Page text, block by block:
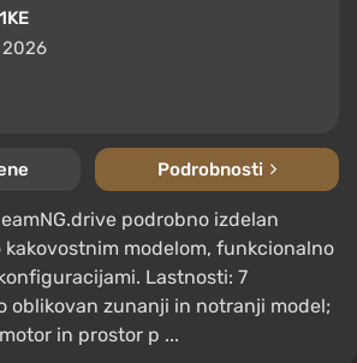
Podrobnosti
podrobno izdelan
kakovostnim modelom, funkcionalno
Lastnosti: 7
oblikovan zunanji in notranji model;
in prostor p ...